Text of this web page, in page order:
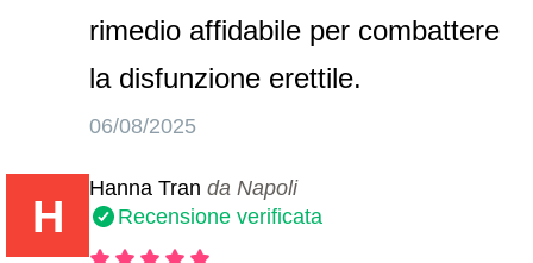
rimedio affidabile per combattere
la disfunzione erettile.
06/08/2025
H
Hanna Tran da Napoli
Recensione verificata